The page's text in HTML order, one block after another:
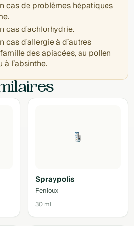
cas de problèmes hépatiques
cas d’achlorhydrie.
cas d’allergie à d’autres
des apiacées, au pollen
à l’absinthe.
Spraypolis
Fenioux
30 ml